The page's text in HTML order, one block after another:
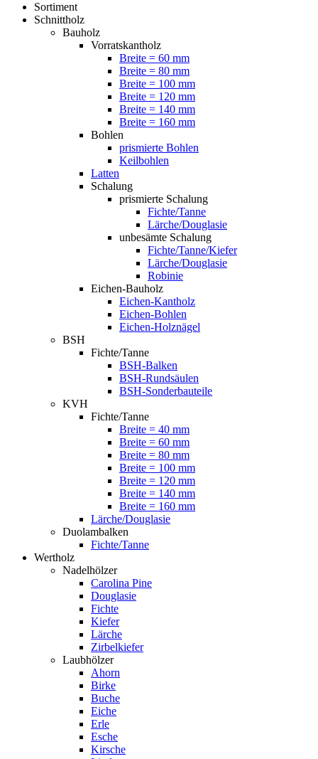
Sortiment
Schnittholz
Bauholz
Vorratskantholz
Breite = 60 mm
Breite = 80 mm
Breite = 100 mm
Breite = 120 mm
Breite = 140 mm
Breite = 160 mm
Bohlen
prismierte Bohlen
Keilbohlen
Latten
Schalung
prismierte Schalung
Fichte/Tanne
Lärche/Douglasie
unbesämte Schalung
Fichte/Tanne/Kiefer
Lärche/Douglasie
Robinie
Eichen-Bauholz
Eichen-Kantholz
Eichen-Bohlen
Eichen-Holznägel
BSH
Fichte/Tanne
BSH-Balken
BSH-Rundsäulen
BSH-Sonderbauteile
KVH
Fichte/Tanne
Breite = 40 mm
Breite = 60 mm
Breite = 80 mm
Breite = 100 mm
Breite = 120 mm
Breite = 140 mm
Breite = 160 mm
Lärche/Douglasie
Duolambalken
Fichte/Tanne
Wertholz
Nadelhölzer
Carolina Pine
Douglasie
Fichte
Kiefer
Lärche
Zirbelkiefer
Laubhölzer
Ahorn
Birke
Buche
Eiche
Erle
Esche
Kirsche